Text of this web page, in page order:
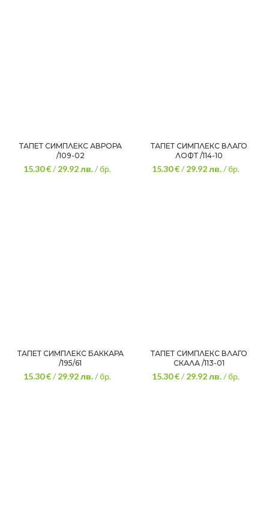
ТАПЕТ СИМПЛЕКС АВРОРА
/109-02
15.30 €/29.92лв./ бр.
ТАПЕТ СИМПЛЕКС ВЛАГО
ЛОФТ /114-10
15.30 €/29.92лв./ бр.
ТАПЕТ СИМПЛЕКС БАККАРА
/195/61
15.30 €/29.92лв./ бр.
ТАПЕТ СИМПЛЕКС ВЛАГО
СКАЛА /113-01
15.30 €/29.92лв./ бр.